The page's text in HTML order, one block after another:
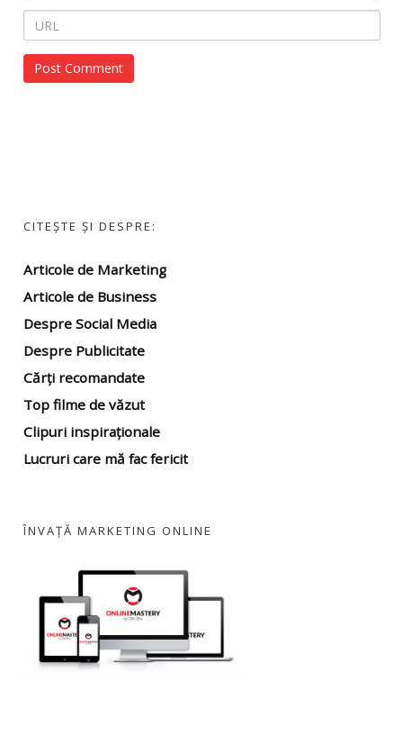
CITEȘTE ȘI DESPRE:
Articole de Marketing
Articole de Business
Despre Social Media
Despre Publicitate
Cărți recomandate
Top filme de văzut
Clipuri inspiraționale
Lucruri care mă fac fericit
ÎNVAȚĂ MARKETING ONLINE